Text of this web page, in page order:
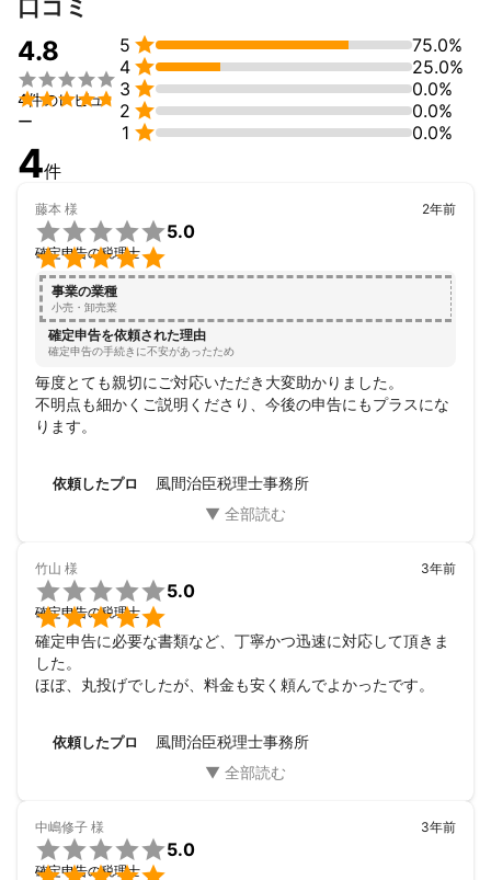
口コミ
4.8


4件のレビュ
ー
5 
75.0%
4 
25.0%
3 
0.0%
2 
0.0%
1  0.0%
4件
藤本 様


5.0
確定申告の税理士
2年前
事業の業種
小売・卸売業
確定申告を依頼された理由
確定申告の手続きに不安があったため
毎度とても親切にご対応いただき大変助かりました。
不明点も細かくご説明くださり、今後の申告にもプラスにな
ります。
依頼したプロ 風間治臣税理士事務所
竹山 様


5.0
確定申告の税理士
3年前
確定申告に必要な書類など、丁寧かつ迅速に対応して頂きま
した。
ほぼ、丸投げでしたが、料金も安く頼んでよかったです。
依頼したプロ 風間治臣税理士事務所
中嶋修子 様
5.0
確定申告の税理士
3年前